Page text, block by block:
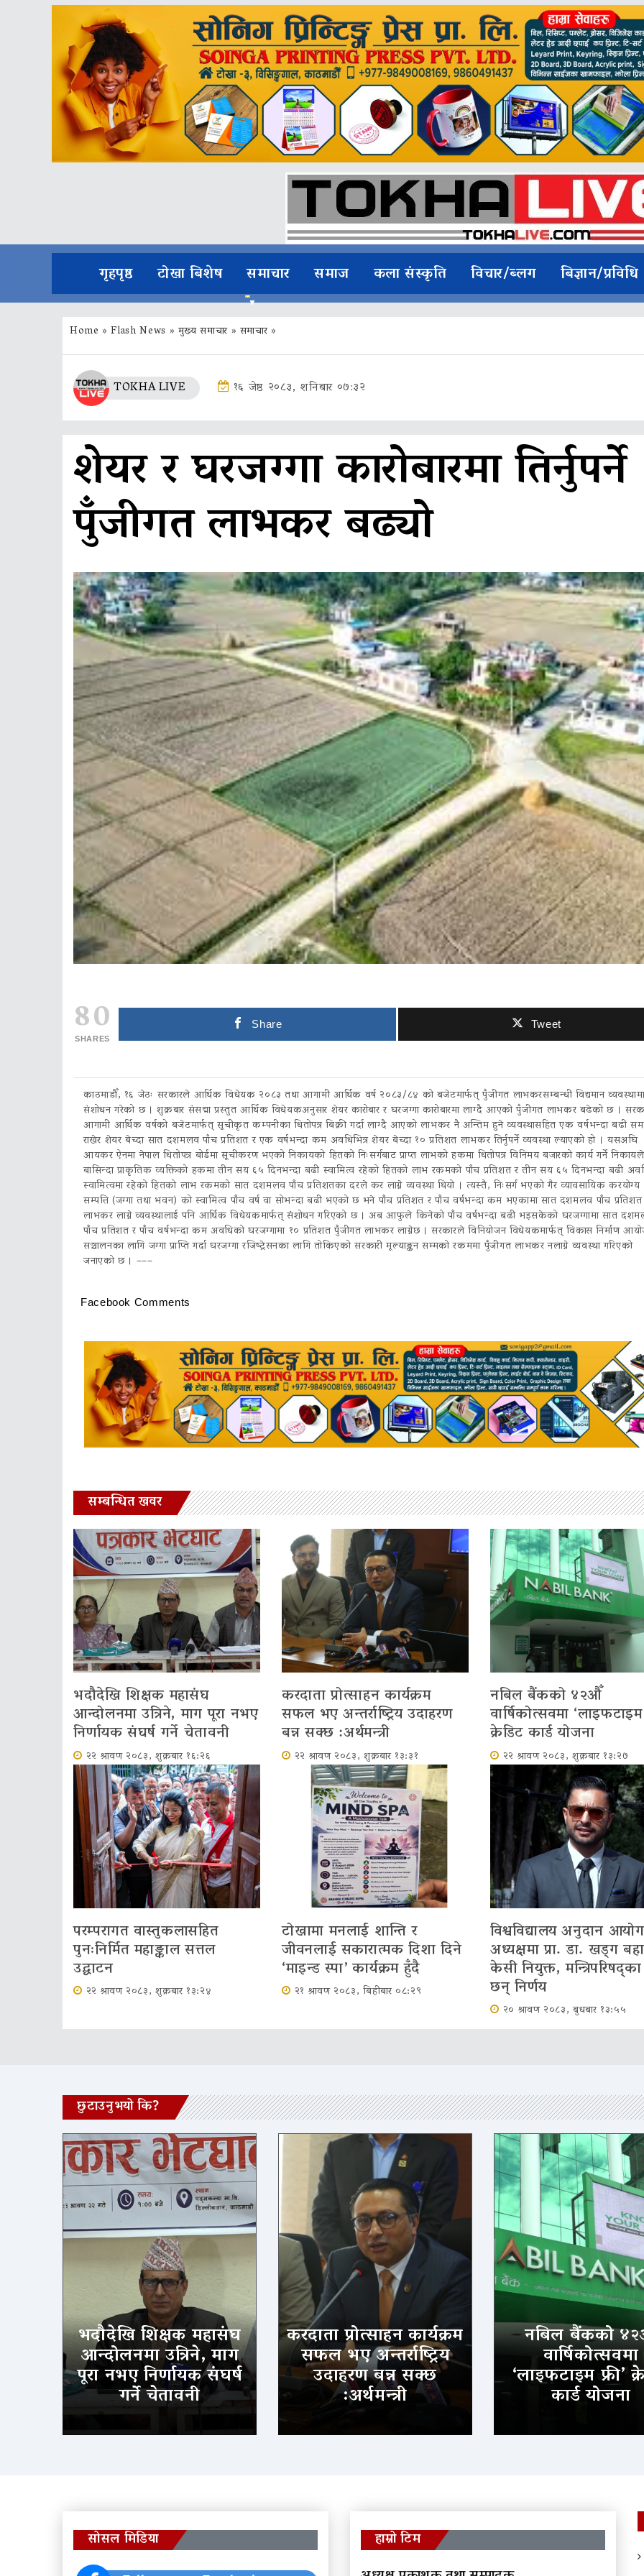
गृहपृष्ठ टोखा बिशेष समाचार समाज कला संस्कृति विचार/ब्लग बिज्ञान/प्रविधि
Home »Flash News » मुख्य समाचार» समाचार»
TOKHA LIVE १६ जेष्ठ २०८३, शनिबार ०७:३२
शेयर र घरजग्गा कारोबारमा तिर्नुपर्ने
पुँजीगत लाभकर बढ्यो
80
SHARES
Share Tweet
काठमाडौँ, १६ जेठः सरकारले आर्थिक विधेयक २०८३ तथा आगामी आर्थिक वर्ष २०८३/८४ को बजेटमार्फत् पुँजीगत लाभकरसम्बन्धी विद्यमान
संशोधन गरेको छ । शुक्रबार संसद्मा प्रस्तुत आर्थिक विधेयकअनुसार शेयर कारोबार र घरजग्गा कारोबारमा लाग्दै आएको पुँजीगत लाभकर बढेको छ ।
आगामी आर्थिक वर्षको बजेटमार्फत् सूचीकृत कम्पनीका धितोपत्र बिक्री गर्दा लाग्दै आएको लाभकर नै अन्तिम हुने व्यवस्थासहित एक वर्षभन्दा बढी
राखेर शेयर बेच्दा सात दशमलव पाँच प्रतिशत र एक वर्षभन्दा कम अवधिभित्र शेयर बेच्दा १० प्रतिशत लाभकर तिर्नुपर्ने व्यवस्था ल्याएको हो । यसअघि
आयकर ऐनमा नेपाल धितोपत्र बोर्डमा सूचीकरण भएको निकायको हितको निःसर्गबाट प्राप्त लाभको हकमा धितोपत्र विनिमय बजारको कार्य गर्ने निकायले
बासिन्दा प्राकृतिक व्यक्तिको हकमा तीन सय ६५ दिनभन्दा बढी स्वामित्व रहेको हितको लाभ रकमको पाँच प्रतिशत र तीन सय ६५ दिनभन्दा बढी
स्वामित्वमा रहेको हितको लाभ रकमको सात दशमलव पाँच प्रतिशतका दरले कर लाग्ने व्यवस्था थियो । त्यस्तै, निःसर्ग भएको गैर व्यावसायिक करयोग्य
सम्पत्ति (जग्गा तथा भवन) को स्वामित्व पाँच वर्ष वा सोभन्दा बढी भएको छ भने पाँच प्रतिशत र पाँच वर्षभन्दा कम भएकामा सात दशमलव पाँच प्रतिशत
लाभकर लाग्ने व्यवस्थालाई पनि आर्थिक विधेयकमार्फत् संशोधन गरिएको छ । अब आफुले किनेको पाँच वर्षभन्दा बढी भइसकेको घरजग्गामा सात
पाँच प्रतिशत र पाँच वर्षभन्दा कम अवधिको घरजग्गामा १० प्रतिशत पुँजीगत लाभकर लाग्नेछ । सरकारले विनियोजन विधेयकमार्फत् विकास निर्माण
सञ्चालनका लागि जग्गा प्राप्ति गर्दा घरजग्गा रजिष्ट्रेसनका लागि तोकिएको सरकारी मूल्याङ्कन सम्मको रकममा पुँजीगत लाभकर नलाग्ने व्यवस्था गरिएको
जनाएको छ । –––
Facebook Comments
सम्बन्धित खवर
भदौदेखि शिक्षक महासंघ
आन्दोलनमा उत्रिने, माग पूरा नभए
निर्णायक संघर्ष गर्ने चेतावनी
२२ श्रावण २०८३, शुक्रबार १६:२६
करदाता प्रोत्साहन कार्यक्रम
सफल भए अन्तर्राष्ट्रिय उदाहरण
बन्न सक्छ :अर्थमन्त्री
२२ श्रावण २०८३, शुक्रबार १३:३१
नबिल बैंकको ४२औँ
वार्षिकोत्सवमा ‘लाइफटाइम
क्रेडिट कार्ड योजना
२२ श्रावण २०८३, शुक्रबार १३:२७
परम्परागत वास्तुकलासहित
पुनःनिर्मित महाङ्काल सत्तल
उद्घाटन
२२ श्रावण २०८३, शुक्रबार १३:२४
टोखामा मनलाई शान्ति र
जीवनलाई सकारात्मक दिशा दिने
‘माइन्ड स्पा’ कार्यक्रम हुँदै
२१ श्रावण २०८३, बिहीबार ०८:२९
विश्वविद्यालय अनुदान
अध्यक्षमा प्रा. डा. खड्ग
केसी नियुक्त,
छन् निर्णय
२० श्रावण २०८३, बुधबार १३:५५
छुटाउनुभयो कि?
भदौदेखि शिक्षक महासंघ
आन्दोलनमा उत्रिने, माग
पूरा नभए निर्णायक संघर्ष
गर्ने चेतावनी
करदाता प्रोत्साहन कार्यक्रम
सफल भए अन्तर्राष्ट्रिय
उदाहरण बन्न सक्छ
:अर्थमन्त्री
नबिल बैंकको
वार्षिकोत्सवमा
‘लाइफटाइम फ्री’
कार्ड योजना
सोसल मिडिया
हाम्रो टिम